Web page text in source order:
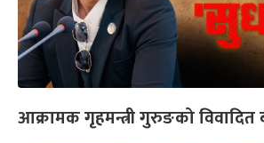
आक्रामक गृहमन्त्री गुरुङको विवादित